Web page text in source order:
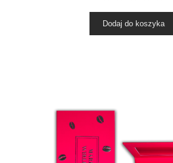
Dodaj do koszyka